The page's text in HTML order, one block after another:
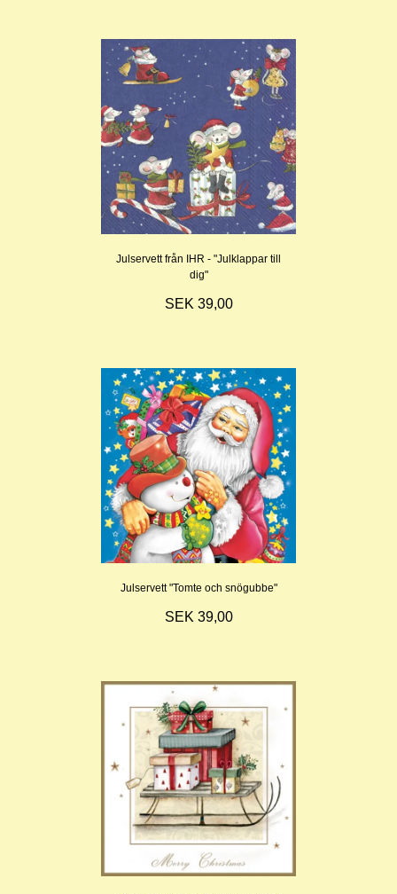
Julservett från IHR - "Julklappar till
dig"
SEK 39,00
Julservett "Tomte och snögubbe"
SEK 39,00